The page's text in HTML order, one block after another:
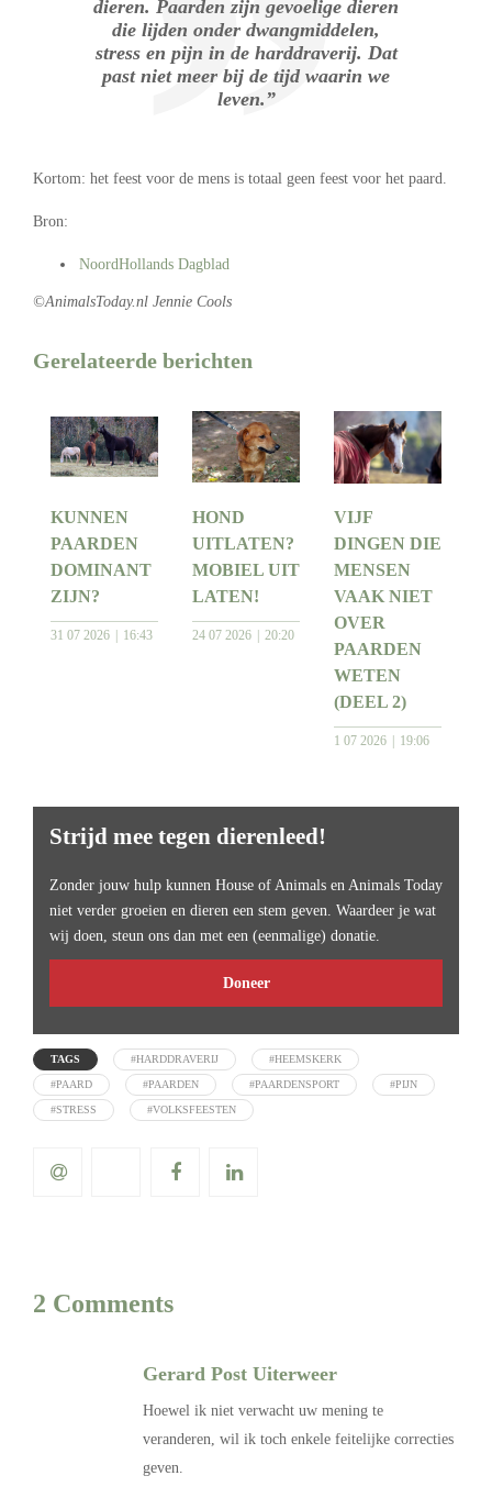
dieren. Paarden zijn gevoelige dieren
die lijden onder dwangmiddelen,
stress en pijn in de harddraverij. Dat
past niet meer bij de tijd waarin we
leven.”
Kortom: het feest voor de mens is totaal geen feest voor het paard.
Bron:
NoordHollands Dagblad
©AnimalsToday.nl Jennie Cools
Gerelateerde berichten
KUNNEN
PAARDEN
DOMINANT
ZIJN?
31 07 2026 16:43
HOND
UITLATEN?
MOBIEL UIT
LATEN!
24 07 2026 20:20
VIJF
DINGEN DIE
MENSEN
VAAK NIET
OVER
PAARDEN
WETEN
(DEEL 2)
1 07 2026 19:06
Strijd mee tegen dierenleed!
Zonder jouw hulp kunnen House of Animals en Animals Today
niet verder groeien en dieren een stem geven. Waardeer je wat
wij doen, steun ons dan met een (eenmalige) donatie.
Doneer
TAGS #HARDDRAVERIJ #HEEMSKERK
#PAARD #PAARDEN #PAARDENSPORT #PIJN
#STRESS #VOLKSFEESTEN
2 Comments
Gerard Post Uiterweer
Hoewel ik niet verwacht uw mening te
veranderen, wil ik toch enkele feitelijke correcties
geven.